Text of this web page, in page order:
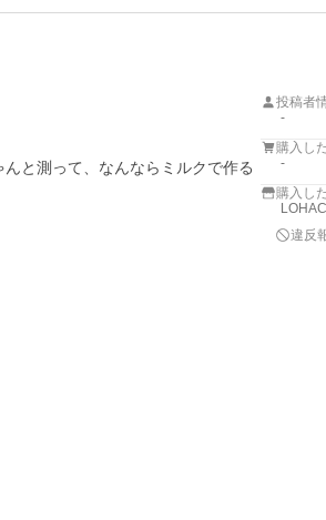
と測って、なんならミルクで作る
投稿者
-
購入し
-
購入し
違反